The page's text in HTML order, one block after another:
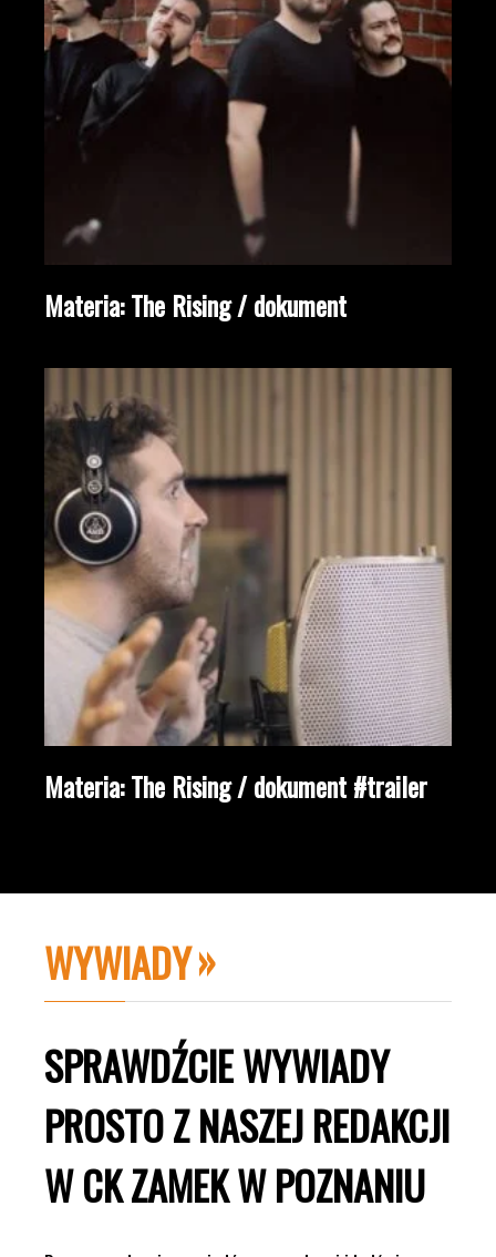
Materia: The Rising / dokument
Materia: The Rising / dokument #trailer
WYWIADY
SPRAWDŹCIE WYWIADY
PROSTO Z NASZEJ REDAKCJI
W CK ZAMEK W POZNANIU